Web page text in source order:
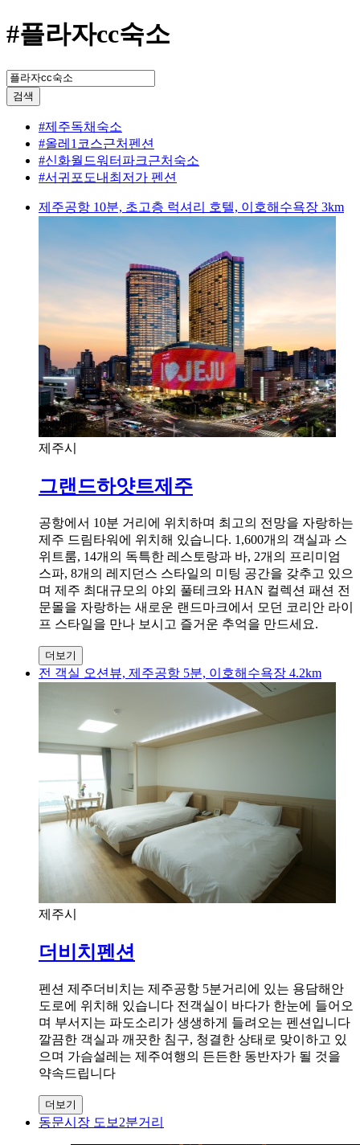
#플라자cc숙소
검색
#제주독채숙소
#올레1코스근처펜션
#신화월드워터파크근처숙소
#서귀포도내최저가 펜션
제주공항 10분, 초고층 럭셔리 호텔, 이호해수욕장 3km
제주시
그랜드하얏트제주
공항에서 10분 거리에 위치하며 최고의 전망을 자랑하는
제주 드림타워에 위치해 있습니다. 1,600개의 객실과 스
위트룸, 14개의 독특한 레스토랑과 바, 2개의 프리미엄
스파, 8개의 레지던스 스타일의 미팅 공간을 갖추고 있으
며 제주 최대규모의 야외 풀테크와 HAN 컬렉션 패션 전
문몰을 자랑하는 새로운 랜드마크에서 모던 코리안 라이
프 스타일을 만나 보시고 즐거운 추억을 만드세요.
더보기
전 객실 오션뷰, 제주공항 5분, 이호해수욕장 4.2km
제주시
더비치펜션
펜션 제주더비치는 제주공항 5분거리에 있는 용담해안
도로에 위치해 있습니다 전객실이 바다가 한눈에 들어오
며 부서지는 파도소리가 생생하게 들려오는 펜션입니다
깔끔한 객실과 깨끗한 침구, 청결한 상태로 맞이하고 있
으며 가슴설레는 제주여행의 든든한 동반자가 될 것을
약속드립니다
더보기
동문시장 도보2분거리